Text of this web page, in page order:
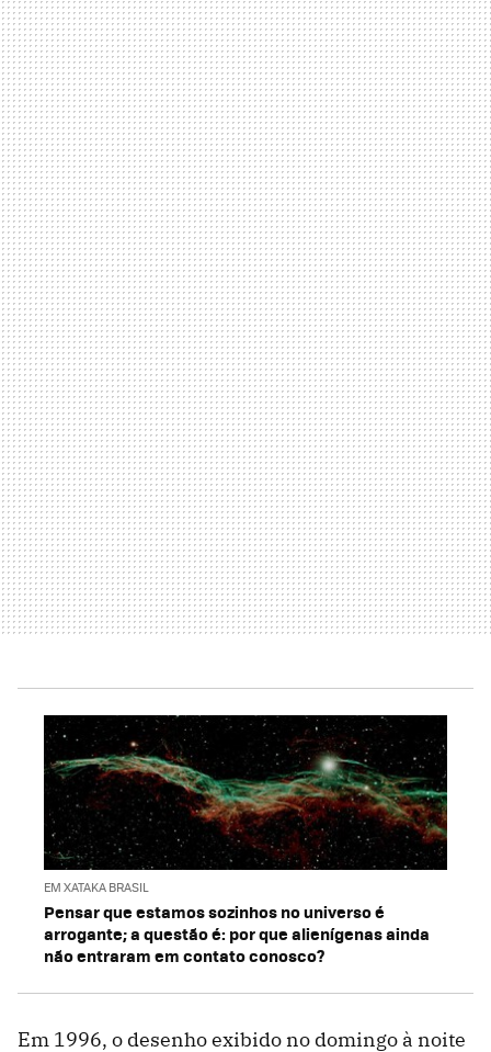
EM XATAKA BRASIL
Pensar que estamos sozinhos no universo é
arrogante; a questão é: por que alienígenas ainda
não entraram em contato conosco?
Em 1996, o desenho exibido no domingo à noite